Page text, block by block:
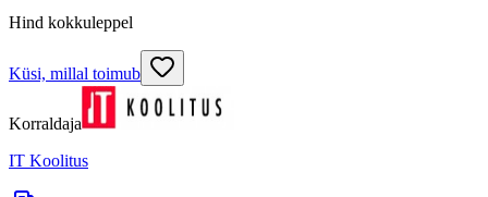
Hind kokkuleppel
Küsi, millal toimub
Korraldaja
IT Koolitus